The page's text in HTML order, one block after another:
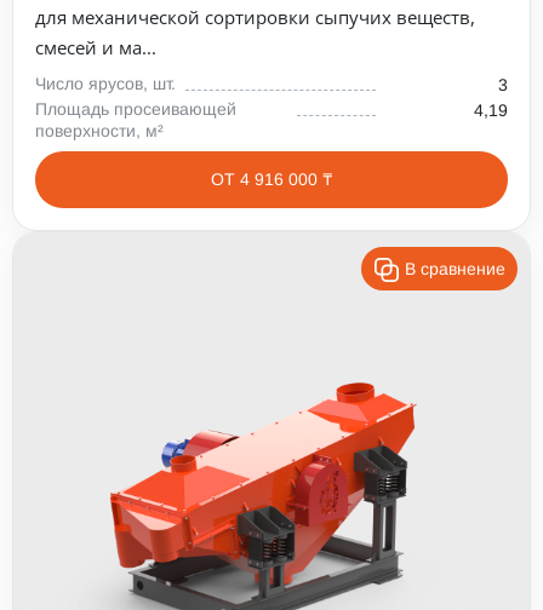
для механической сортировки сыпучих веществ,
смесей и ма...
Число ярусов, шт.
3
Площадь просеивающей
поверхности, м²
4,19
ОТ 4 916 000 ₸
В сравнение